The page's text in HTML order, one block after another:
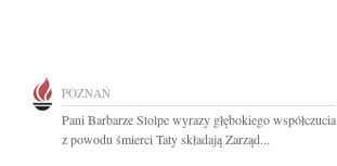
POZNAŃ
Pani Barbarze Stolpe wyrazy głębokiego współczucia
z powodu śmierci Taty składają Zarząd...